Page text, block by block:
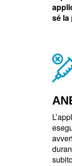
sé la